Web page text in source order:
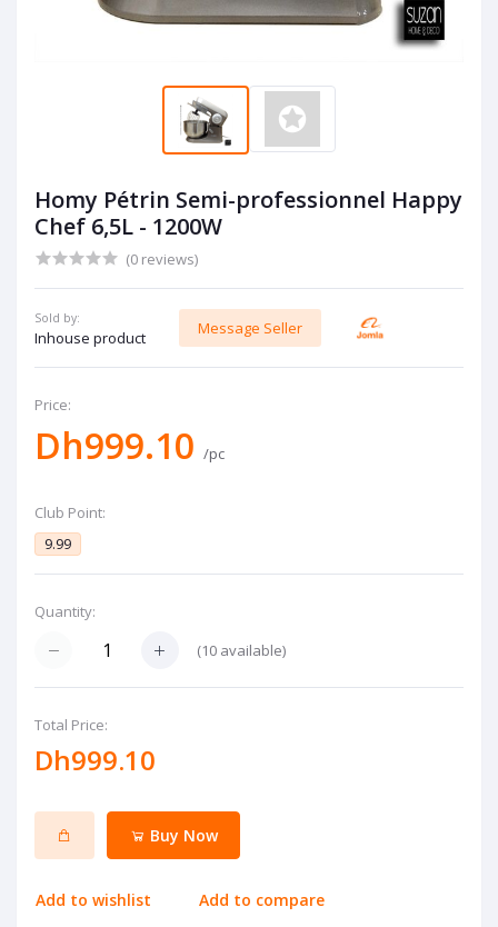
Homy Pétrin Semi-professionnel Happy
Chef 6,5L - 1200W
(0 reviews)
Sold by:
Inhouse product
Message Seller
Price:
Dh999.10 /pc
Club Point:
9.99
Quantity:
(10 available)
Total Price:
Dh999.10
Buy Now
Add to wishlist Add to compare